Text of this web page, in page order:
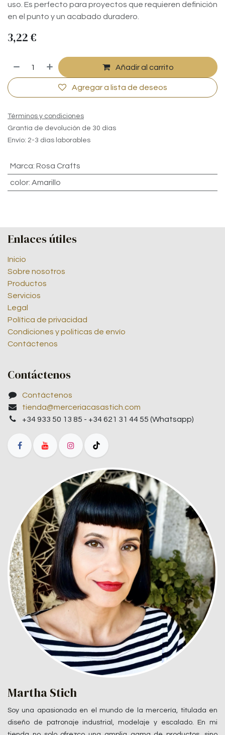
uso. Es perfecto para proyectos que requieren definición
en el punto y un acabado duradero.
3,22 €
Añadir al carrito
Agregar a lista de deseos
Términos y condiciones
Grantía de devolución de 30 días
Envío: 2-3 días laborables
Marca: Rosa Crafts
color: Amarillo
Enlaces útiles
Inicio
Sobre nosotros
Productos
Servicios
Legal
Política de privacidad
Condiciones y politicas de envío
Contáctenos
Contáctenos
Contáctenos
tienda@merceriacasastich.com
+34 933 50 13 85 - +34 621 31 44 55 (Whatsapp)
Martha Stich
Soy una apasionada en el mundo de la mercería, titulada en
diseño de patronaje industrial, modelaje y escalado. En mi